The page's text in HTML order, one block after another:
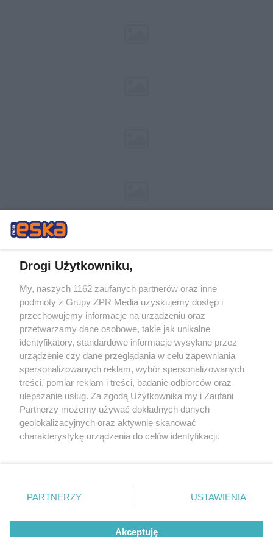
Żaden utwór zamieszczony w serwisie nie może być powielany i
rozpowszechniany lub dalej rozpowszechniany w jakikolwiek sposób (w
tym także elektroniczny lub mechaniczny) na jakimkolwiek polu
eksploatacji w jakiejkolwiek formie, włącznie z umieszczaniem w
Internecie bez pisemnej zgody właściciela praw. Jakiekolwiek użycie lub
wykorzystanie utworów w całości lub w części z naruszeniem prawa,
tzn. bez właściwej zgody, jest zabronione pod groźbą kary i może być
ścigane prawnie.
© 2026 Grupa ZPR Media
Drogi Użytkowniku,
My, naszych 1162 zaufanych partnerów oraz inne
podmioty z Grupy ZPR Media uzyskujemy dostęp i
przechowujemy informacje na urządzeniu oraz
przetwarzamy dane osobowe, takie jak unikalne
identyfikatory, standardowe informacje wysyłane przez
urządzenie czy dane przeglądania w celu zapewniania
spersonalizowanych reklam, wybór spersonalizowanych
treści, pomiar reklam i treści, badanie odbiorców oraz
ulepszanie usług. Za zgodą Użytkownika my i Zaufani
Partnerzy możemy używać dokładnych danych
geolokalizacyjnych oraz aktywnie skanować
charakterystykę urządzenia do celów identyfikacji.
zmienić/wycofać klikając przycisk ustawień prywatności
znajdujący się w lewym dolnym rogu strony
rodzaje przetwarzania danych nie wymagają zgody
użytkownika, ale masz prawo sprzeciwić się takiemu
PARTNERZY USTAWIENIA
Akceptuję